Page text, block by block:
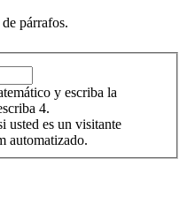
párrafos.
y escriba la
4.
usted es un visitante
automatizado.